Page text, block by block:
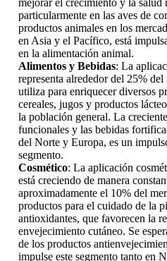
mejorar el crecimiento y la salud
particularmente en las aves de
productos animales en los
en Asia y el Pacífico, está
en la alimentación animal.
Alimentos y Bebidas: La
representa alrededor del 25%
utiliza para enriquecer diversos
cereales, jugos y productos
la población general. La
funcionales y las bebidas
del Norte y Europa, es un
segmento.
Cosmético: La aplicación
está creciendo de manera
aproximadamente el 10% del
productos para el cuidado de la
antioxidantes, que favorecen la
envejecimiento cutáneo. Se
de los productos
impulse este segmento tanto en